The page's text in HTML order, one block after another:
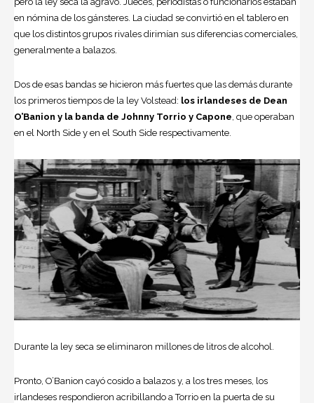
en nómina de los gánsteres. La ciudad se convirtió en el ta­blero en
que los distintos grupos rivales dirimían sus diferencias comerciales,
generalmente a balazos.
Dos de esas bandas se hi­cieron más fuertes que las demás durante
los primeros tiempos de la ley Volstead: los ir­landeses de Dean
O’Banion y la banda de Johnny Torrio y Capone, que operaban
en el North Side y en el South Side respectiva­mente.
Durante la ley seca se eliminaron millones de litros de alcohol.
Pronto, O’Banion cayó cosido a balazos y, a los tres meses, los
irlandeses respondieron acribillando a Torrio en la puerta de su